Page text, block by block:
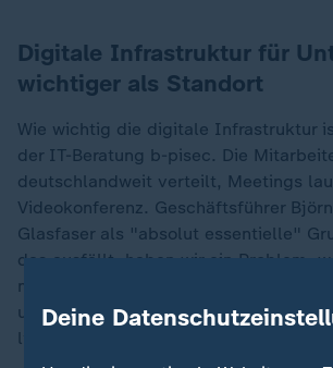
Digitale Infrastruktur für
wichtiger als Standort
Wie wichtig die digitale Infrastruktur
der IT-Beratung b-pisec. Die
deutschlandweit verteilt, Meetings
Videokonferenz. Geschäftsführer
Glasfaser als "absolut essentielle"
das ausfällt, haben wir ein Problem,
miteinander zusammenarbeiten
unsere Daten nicht zugreifen können,
liegen", betont er.
Deine